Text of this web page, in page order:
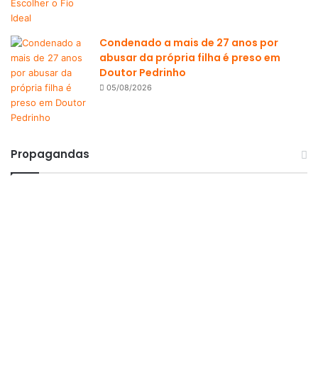
Condenado a mais de 27 anos por
abusar da própria filha é preso em
Doutor Pedrinho
05/08/2026
Propagandas